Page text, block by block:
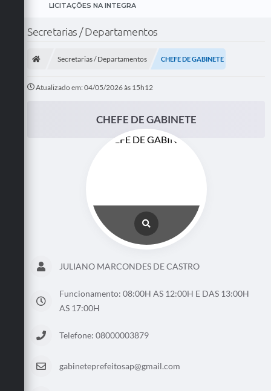
LICITAÇÕES NA INTEGRA
Secretarias / Departamentos
Secretarias / Departamentos CHEFE DE GABINETE
Atualizado em: 04/05/2026 às 15h12
CHEFE DE GABINETE
JULIANO MARCONDES DE CASTRO
Funcionamento: 08:00H AS 12:00H E DAS 13:00H
AS 17:00H
Telefone: 08000003879
gabineteprefeitosap@gmail.com